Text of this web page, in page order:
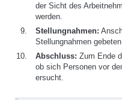
der Sicht des
werden.
Stellungnahmen:
Stellungnahmen
Abschluss: Zum Ende
ob sich Personen vor
ersucht.